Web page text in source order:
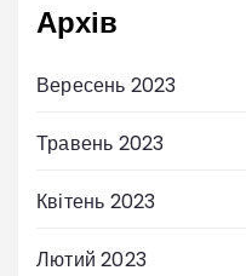
Архів
Вересень 2023
Травень 2023
Квітень 2023
Лютий 2023